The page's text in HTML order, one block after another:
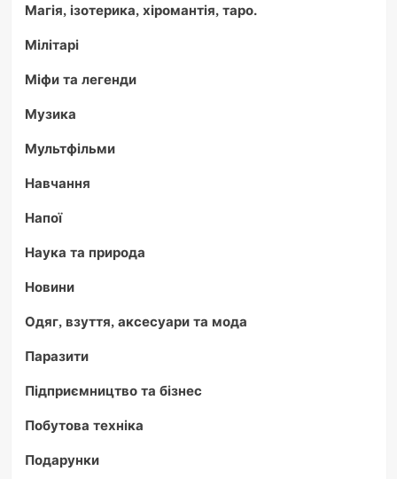
Магія, ізотерика, хіромантія, таро.
Мілітарі
Міфи та легенди
Музика
Мультфільми
Навчання
Напої
Наука та природа
Новини
Одяг, взуття, аксесуари та мода
Паразити
Підприємництво та бізнес
Побутова техніка
Подарунки